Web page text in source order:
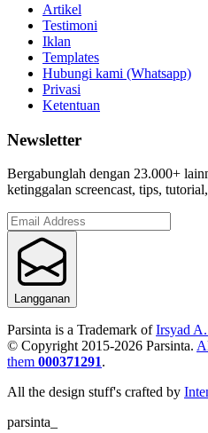
Artikel
Testimoni
Iklan
Templates
Hubungi kami (Whatsapp)
Privasi
Ketentuan
Newsletter
Bergabunglah dengan 23.000+
ketinggalan screencast, tips,
Langganan
Parsinta is a Trademark of Irsyad
© Copyright 2015-2026 Parsinta.
them 000371291.
All the design stuff's crafted by
parsinta_